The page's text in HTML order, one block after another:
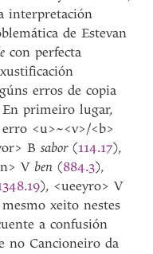
interpretación
de Estevan
con perfecta
erros de copia
En primeiro lugar,
<u>~<v>/<b>
Bsabor(114.17),
Vben(884.3),
), <ueeyro> V
xeito nestes
a confusión
no Cancioneiro da